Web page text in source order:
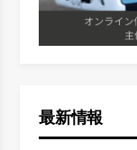
最新情報